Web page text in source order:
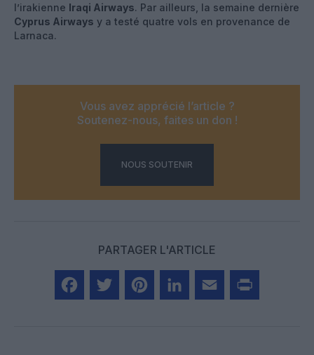
l’irakienne Iraqi Airways. Par ailleurs, la semaine dernière
Cyprus Airways y a testé quatre vols en provenance de
Larnaca.
Vous avez apprécié l’article ?
Soutenez-nous, faites un don !
NOUS SOUTENIR
PARTAGER L'ARTICLE